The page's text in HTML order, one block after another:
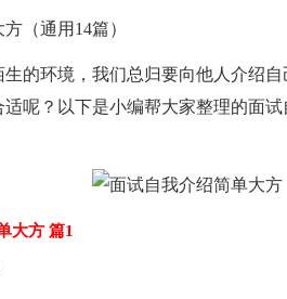
（通用14篇）
环境，我们总归要向他人介绍自
呢？以下是小编帮大家整理的面
方 篇1